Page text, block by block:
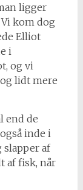
ligger
kom dog
Elliot
i
og vi
lidt mere
end de
inde i
slapper af
af fisk, når